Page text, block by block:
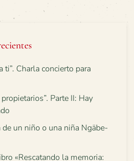
ti”. Charla concierto para
Parte II: Hay
un niño o una niña Ngäbe-
«Rescatando la memoria: